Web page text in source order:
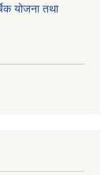
योजना तथा